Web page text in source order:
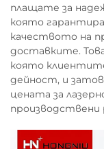
плащате за
която
качеството на
доставките.
която
дейност, и
цената за